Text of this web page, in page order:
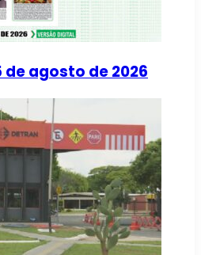
de agosto de 2026